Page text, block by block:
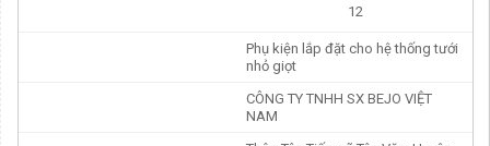
12
Phụ kiện lắp đặt cho hệ thống tưới
nhỏ giọt
CÔNG TY TNHH SX BEJO VIỆT
NAM